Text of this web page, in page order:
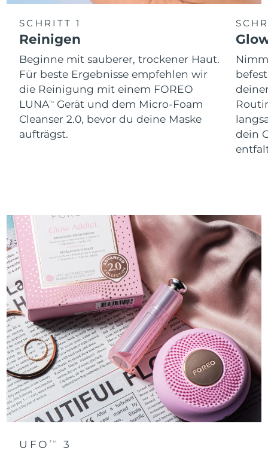
SCHRITT 1
Reinigen
Beginne mit sauberer, trockener Haut.
Für beste Ergebnisse empfehlen wir
die Reinigung mit einem FOREO
LUNATM
Gerät und dem Micro-Foam
Cleanser 2.0, bevor du deine Maske
aufträgst.
dein
UFO TM 3